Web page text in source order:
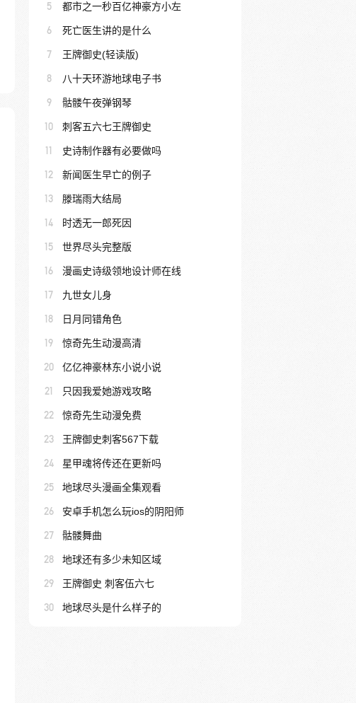
5 都市之一秒百亿神豪方小左
6 死亡医生讲的是什么
7 王牌御史(轻读版)
8 八十天环游地球电子书
9 骷髅午夜弹钢琴
10 刺客五六七王牌御史
11 史诗制作器有必要做吗
12 新闻医生早亡的例子
13 滕瑞雨大结局
14 时透无一郎死因
15 世界尽头完整版
16 漫画史诗级领地设计师在线
17 九世女儿身
18 日月同错角色
19 惊奇先生动漫高清
20 亿亿神豪林东小说小说
21 只因我爱她游戏攻略
22 惊奇先生动漫免费
23 王牌御史刺客567下载
24 星甲魂将传还在更新吗
25 地球尽头漫画全集观看
26 安卓手机怎么玩ios的阴阳师
27 骷髅舞曲
28 地球还有多少未知区域
29 王牌御史 刺客伍六七
30 地球尽头是什么样子的